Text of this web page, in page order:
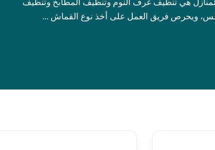
هي تنظيف غرف النوم وتنظيف المطابخ وتنظيف
ويحرص فريق العمل على أخذ نوع القماش ...